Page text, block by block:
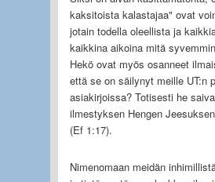
kaksitoista kalastajaa" ovat
jotain todella oleellista ja
kaikkina aikoina mitä
Hekö ovat myös osanneet
että se on säilynyt meille UT:n
asiakirjoissa? Totisesti he
ilmestyksen Hengen
(Ef 1:17).
Nimenomaan meidän